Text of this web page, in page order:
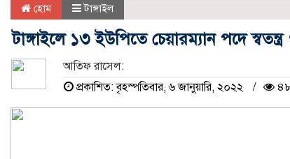
হোম টাঙ্গাইল
টাঙ্গাইলে ১৩ ইউপিতে চেয়ারম্যান পদে
আতিফ রাসেল:
প্রকাশিত: বৃহস্পতিবার, ৬ জানুয়ারি, ২০২২